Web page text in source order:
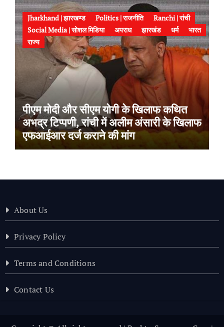
Jharkhand | झारखण्ड Politics | राजनीति
Ranchi | रांची
Social Media | सोशल मिडिया
अपराध झारखंड धर्म
भारत
राज्य
पीएम मोदी और सीएम योगी के खिलाफ कथित
अभद्र टिप्पणी, रांची में अलीम अंसारी के खिलाफ
एफआईआर दर्ज कराने की मांग
About Us
Privacy Policy
Terms and Conditions
Contact Us